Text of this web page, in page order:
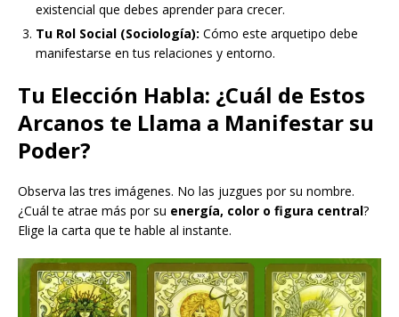
existencial que debes aprender para crecer.
Tu Rol Social (Sociología): Cómo este arquetipo debe
manifestarse en tus relaciones y entorno.
Tu Elección Habla: ¿Cuál de Estos
Arcanos te Llama a Manifestar su
Poder?
Observa las tres imágenes. No las juzgues por su nombre.
¿Cuál te atrae más por su energía, color o figura central?
Elige la carta que te hable al instante.